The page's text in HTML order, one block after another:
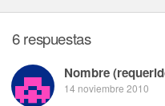
6 respuestas
Nombre
14 noviembre 2010